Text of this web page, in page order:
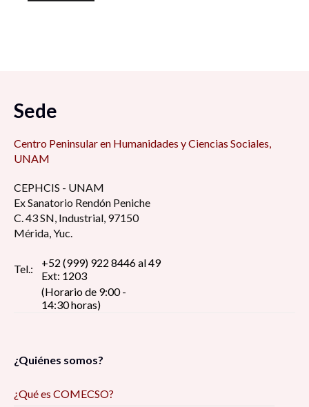
Sede
Centro Peninsular en Humanidades y Ciencias Sociales,
UNAM
CEPHCIS - UNAM
Ex Sanatorio Rendón Peniche
C. 43 SN, Industrial, 97150
Mérida, Yuc.
Tel.:
+52 (999) 922 8446 al 49
Ext: 1203
(Horario de 9:00 -
14:30 horas)
¿Quiénes somos?
¿Qué es COMECSO?